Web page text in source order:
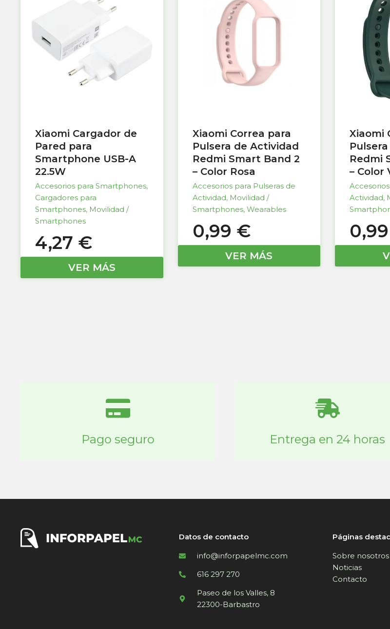
Xiaomi Cargador de
Pared para
Smartphone USB-A
22.5W
Accesorios para Smartphones,
Cargadores para
Smartphones, Movilidad /
Smartphones
4,27 €
VER MÁS
Xiaomi Correa para
Pulsera de Actividad
Redmi Smart Band 2
– Color Rosa
Accesorios para Pulseras de
Actividad, Movilidad /
Smartphones, Wearables
0,99 €
VER MÁS
Xiaomi
Redmi
– Color
Actividad,
0,99
Pago seguro Entrega en 24 horas
Datos de contacto
info@inforpapelmc.com
616 297 270
Paseo de los Valles, 8
22300-Barbastro
Páginas
Sobre nosotros
Noticias
Contacto